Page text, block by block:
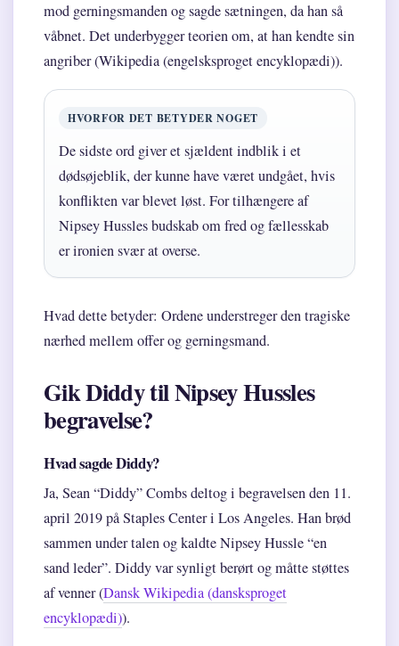
mod gerningsmanden og sagde sætningen, da han så
våbnet. Det underbygger teorien om, at han kendte sin
angriber (Wikipedia (engelsksproget encyklopædi)).
HVORFOR DET BETYDER NOGET
De sidste ord giver et sjældent indblik i et
dødsøjeblik, der kunne have været undgået, hvis
konflikten var blevet løst. For tilhængere af
Nipsey Hussles budskab om fred og fællesskab
er ironien svær at overse.
Hvad dette betyder: Ordene understreger den tragiske
nærhed mellem offer og gerningsmand.
Gik Diddy til Nipsey Hussles
begravelse?
Hvad sagde Diddy?
Ja, Sean “Diddy” Combs deltog i begravelsen den 11.
april 2019 på Staples Center i Los Angeles. Han brød
sammen under talen og kaldte Nipsey Hussle “en
sand leder”. Diddy var synligt berørt og måtte støttes
af venner (Dansk Wikipedia (dansksproget
encyklopædi)).